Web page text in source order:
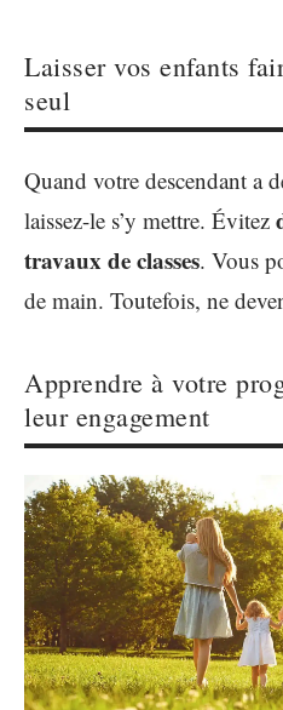
Laisser vos enfants
seul
Quand votre descendant a
laissez-le s’y mettre. Évitez
travaux de classes. Vous
de main. Toutefois, ne
Apprendre à votre
leur engagement